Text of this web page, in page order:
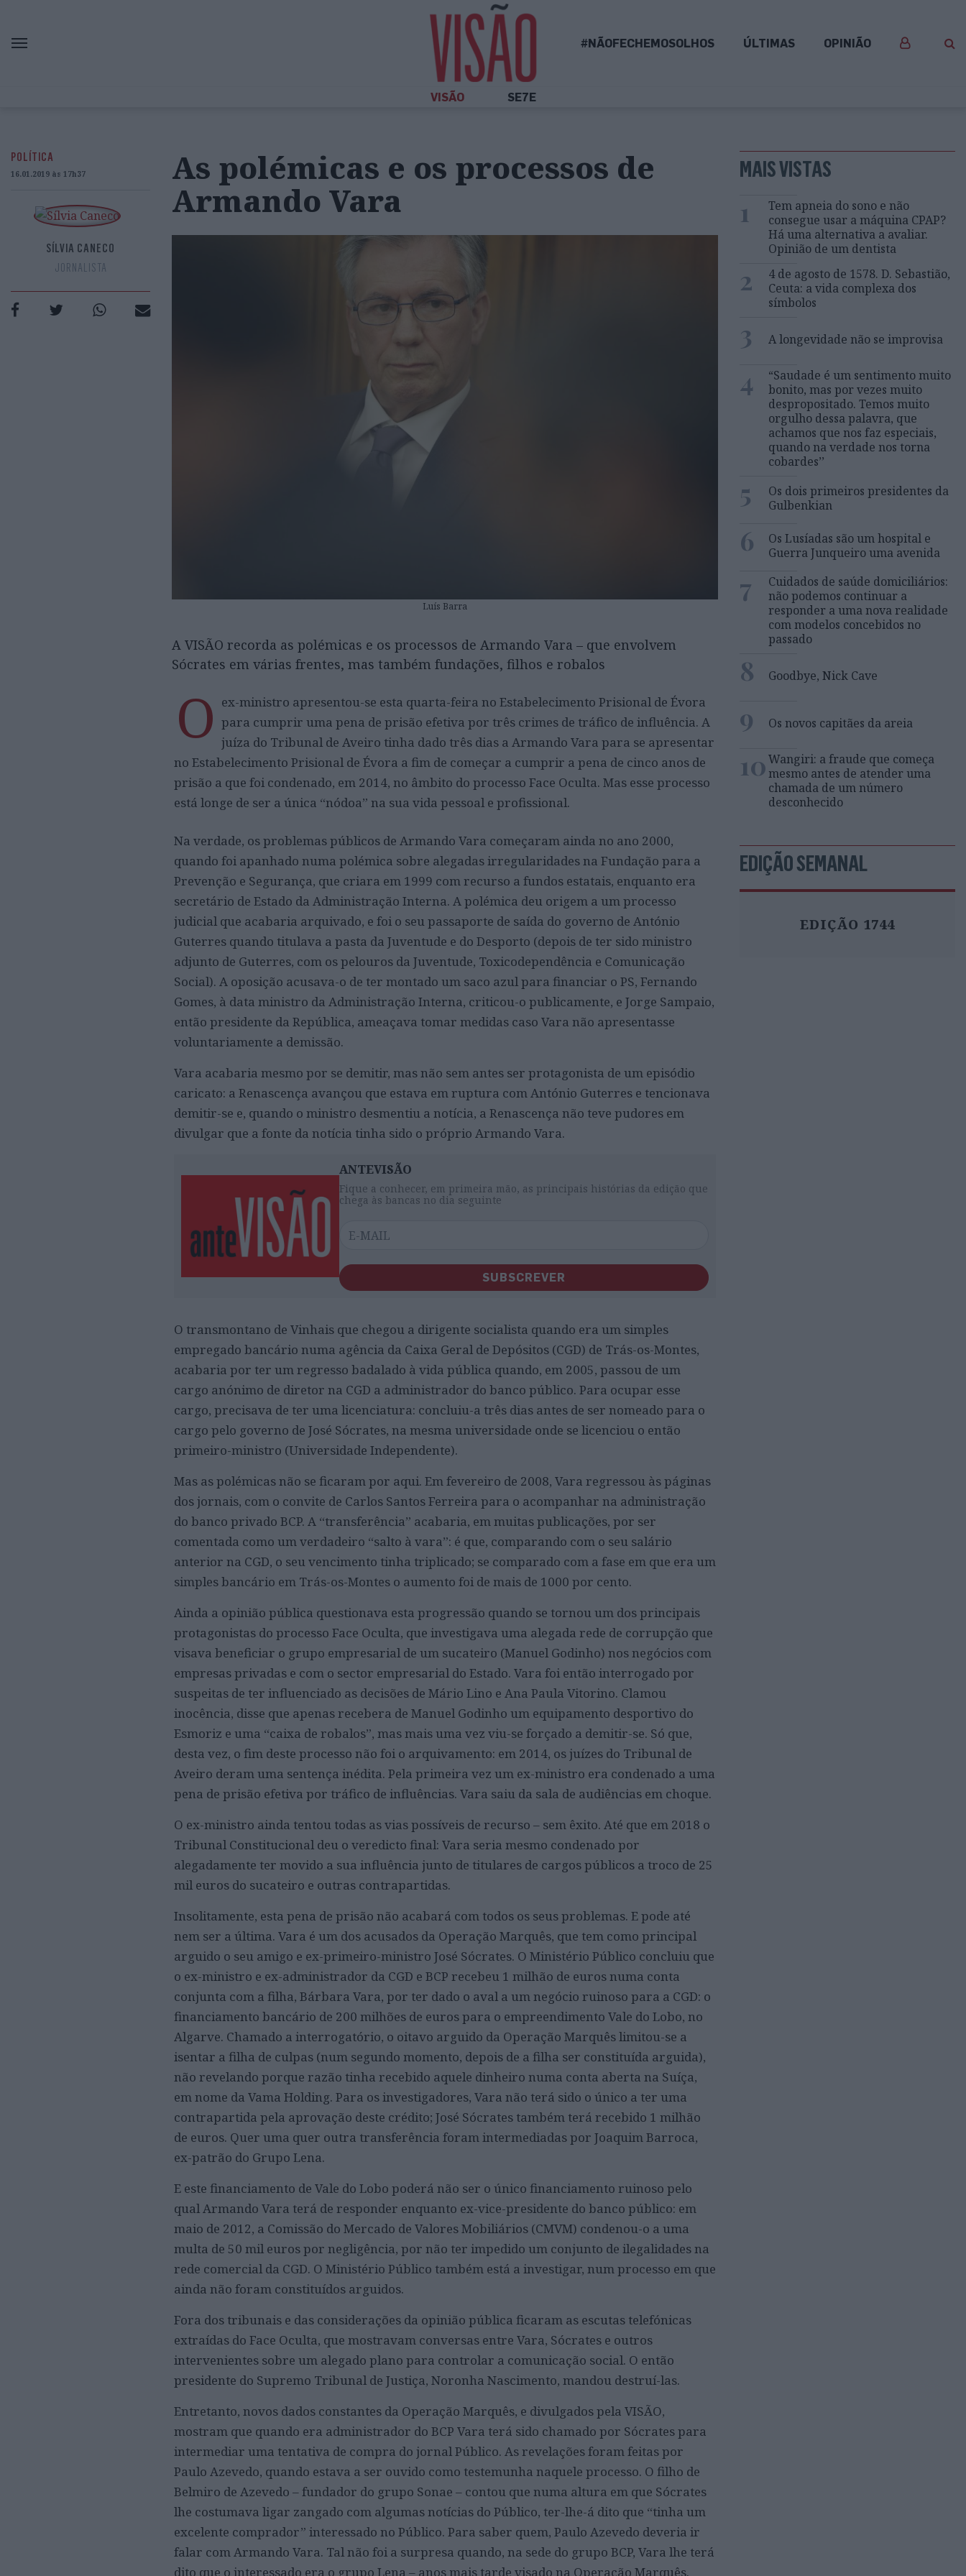
#NÃOFECHEMOSOLHOS ÚLTIMAS OPINIÃO
VISÃO SE7E
POLÍTICA
16.01.2019 às 17h37
SÍLVIA CANECO
JORNALISTA
As polémicas e os processos de
Armando Vara
Luís Barra
A VISÃO recorda as polémicas e os processos de Armando Vara – que envolvem
Sócrates em várias frentes, mas também fundações, filhos e robalos
O ex-ministro apresentou-se esta quarta-feira no Estabelecimento Prisional de Évora
para cumprir uma pena de prisão efetiva por três crimes de tráfico de influência. A
juíza do Tribunal de Aveiro tinha dado três dias a Armando Vara para se apresentar
no Estabelecimento Prisional de Évora a fim de começar a cumprir a pena de cinco anos de
prisão a que foi condenado, em 2014, no âmbito do processo Face Oculta. Mas esse processo
está longe de ser a única “nódoa” na sua vida pessoal e profissional.
Na verdade, os problemas públicos de Armando Vara começaram ainda no ano 2000,
quando foi apanhado numa polémica sobre alegadas irregularidades na Fundação para a
Prevenção e Segurança, que criara em 1999 com recurso a fundos estatais, enquanto era
secretário de Estado da Administração Interna. A polémica deu origem a um processo
judicial que acabaria arquivado, e foi o seu passaporte de saída do governo de António
Guterres quando titulava a pasta da Juventude e do Desporto (depois de ter sido ministro
adjunto de Guterres, com os pelouros da Juventude, Toxicodependência e Comunicação
Social). A oposição acusava-o de ter montado um saco azul para financiar o PS, Fernando
Gomes, à data ministro da Administração Interna, criticou-o publicamente, e Jorge Sampaio,
então presidente da República, ameaçava tomar medidas caso Vara não apresentasse
voluntariamente a demissão.
Vara acabaria mesmo por se demitir, mas não sem antes ser protagonista de um episódio
caricato: a Renascença avançou que estava em ruptura com António Guterres e tencionava
demitir-se e, quando o ministro desmentiu a notícia, a Renascença não teve pudores em
divulgar que a fonte da notícia tinha sido o próprio Armando Vara.
ANTEVISÃO
Fique a conhecer, em primeira mão, as principais histórias da edição que
chega às bancas no dia seguinte
SUBSCREVER
O transmontano de Vinhais que chegou a dirigente socialista quando era um simples
empregado bancário numa agência da Caixa Geral de Depósitos (CGD) de Trás-os-Montes,
acabaria por ter um regresso badalado à vida pública quando, em 2005, passou de um
cargo anónimo de diretor na CGD a administrador do banco público. Para ocupar esse
cargo, precisava de ter uma licenciatura: concluiu-a três dias antes de ser nomeado para o
cargo pelo governo de José Sócrates, na mesma universidade onde se licenciou o então
primeiro-ministro (Universidade Independente).
Mas as polémicas não se ficaram por aqui. Em fevereiro de 2008, Vara regressou às páginas
dos jornais, com o convite de Carlos Santos Ferreira para o acompanhar na administração
do banco privado BCP. A “transferência” acabaria, em muitas publicações, por ser
comentada como um verdadeiro “salto à vara”: é que, comparando com o seu salário
anterior na CGD, o seu vencimento tinha triplicado; se comparado com a fase em que era um
simples bancário em Trás-os-Montes o aumento foi de mais de 1000 por cento.
Ainda a opinião pública questionava esta progressão quando se tornou um dos principais
protagonistas do processo Face Oculta, que investigava uma alegada rede de corrupção que
visava beneficiar o grupo empresarial de um sucateiro (Manuel Godinho) nos negócios com
empresas privadas e com o sector empresarial do Estado. Vara foi então interrogado por
suspeitas de ter influenciado as decisões de Mário Lino e Ana Paula Vitorino. Clamou
inocência, disse que apenas recebera de Manuel Godinho um equipamento desportivo do
Esmoriz e uma “caixa de robalos”, mas mais uma vez viu-se forçado a demitir-se. Só que,
desta vez, o fim deste processo não foi o arquivamento: em 2014, os juízes do Tribunal de
Aveiro deram uma sentença inédita. Pela primeira vez um ex-ministro era condenado a uma
pena de prisão efetiva por tráfico de influências. Vara saiu da sala de audiências em choque.
O ex-ministro ainda tentou todas as vias possíveis de recurso – sem êxito. Até que em 2018 o
Tribunal Constitucional deu o veredicto final: Vara seria mesmo condenado por
alegadamente ter movido a sua influência junto de titulares de cargos públicos a troco de 25
mil euros do sucateiro e outras contrapartidas.
Insolitamente, esta pena de prisão não acabará com todos os seus problemas. E pode até
nem ser a última. Vara é um dos acusados da Operação Marquês, que tem como principal
arguido o seu amigo e ex-primeiro-ministro José Sócrates. O Ministério Público concluiu que
o ex-ministro e ex-administrador da CGD e BCP recebeu 1 milhão de euros numa conta
conjunta com a filha, Bárbara Vara, por ter dado o aval a um negócio ruinoso para a CGD: o
financiamento bancário de 200 milhões de euros para o empreendimento Vale do Lobo, no
Algarve. Chamado a interrogatório, o oitavo arguido da Operação Marquês limitou-se a
isentar a filha de culpas (num segundo momento, depois de a filha ser constituída arguida),
não revelando porque razão tinha recebido aquele dinheiro numa conta aberta na Suíça,
em nome da Vama Holding. Para os investigadores, Vara não terá sido o único a ter uma
contrapartida pela aprovação deste crédito; José Sócrates também terá recebido 1 milhão
de euros. Quer uma quer outra transferência foram intermediadas por Joaquim Barroca,
ex-patrão do Grupo Lena.
E este financiamento de Vale do Lobo poderá não ser o único financiamento ruinoso pelo
qual Armando Vara terá de responder enquanto ex-vice-presidente do banco público: em
maio de 2012, a Comissão do Mercado de Valores Mobiliários (CMVM) condenou-o a uma
multa de 50 mil euros por negligência, por não ter impedido um conjunto de ilegalidades na
rede comercial da CGD. O Ministério Público também está a investigar, num processo em que
ainda não foram constituídos arguidos.
Fora dos tribunais e das considerações da opinião pública ficaram as escutas telefónicas
extraídas do Face Oculta, que mostravam conversas entre Vara, Sócrates e outros
intervenientes sobre um alegado plano para controlar a comunicação social. O então
presidente do Supremo Tribunal de Justiça, Noronha Nascimento, mandou destruí-las.
Entretanto, novos dados constantes da Operação Marquês, e divulgados pela VISÃO,
mostram que quando era administrador do BCP Vara terá sido chamado por Sócrates para
intermediar uma tentativa de compra do jornal Público. As revelações foram feitas por
Paulo Azevedo, quando estava a ser ouvido como testemunha naquele processo. O filho de
Belmiro de Azevedo – fundador do grupo Sonae – contou que numa altura em que Sócrates
lhe costumava ligar zangado com algumas notícias do Público, ter-lhe-á dito que “tinha um
excelente comprador” interessado no Público. Para saber quem, Paulo Azevedo deveria ir
falar com Armando Vara. Tal não foi a surpresa quando, na sede do grupo BCP, Vara lhe terá
dito que o interessado era o grupo Lena – anos mais tarde visado na Operação Marquês.
MAIS VISTAS
1
Tem apneia do sono e não
consegue usar a máquina CPAP?
Há uma alternativa a avaliar.
Opinião de um dentista
2
4 de agosto de 1578. D. Sebastião,
Ceuta: a vida complexa dos
símbolos
3 A longevidade não se improvisa
4
“Saudade é um sentimento muito
bonito, mas por vezes muito
despropositado. Temos muito
orgulho dessa palavra, que
achamos que nos faz especiais,
quando na verdade nos torna
cobardes’’
5
Os dois primeiros presidentes da
Gulbenkian
6
Os Lusíadas são um hospital e
Guerra Junqueiro uma avenida
7
Cuidados de saúde domiciliários:
não podemos continuar a
responder a uma nova realidade
com modelos concebidos no
passado
8 Goodbye, Nick Cave
9 Os novos capitães da areia
10Wangiri: a fraude que começa
mesmo antes de atender uma
chamada de um número
desconhecido
EDIÇÃO SEMANAL
EDIÇÃO 1744